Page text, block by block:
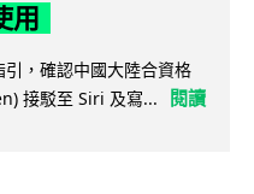
用
，確認中國大陸合資格
接駁至 Siri 及寫...
閱讀